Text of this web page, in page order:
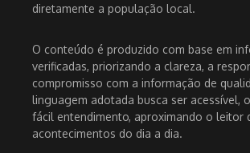
diretamente a população local.
O conteúdo é produzido com base em
verificadas, priorizando a clareza, a
compromisso com a informação de
linguagem adotada busca ser acessível,
fácil entendimento, aproximando o leitor
acontecimentos do dia a dia.